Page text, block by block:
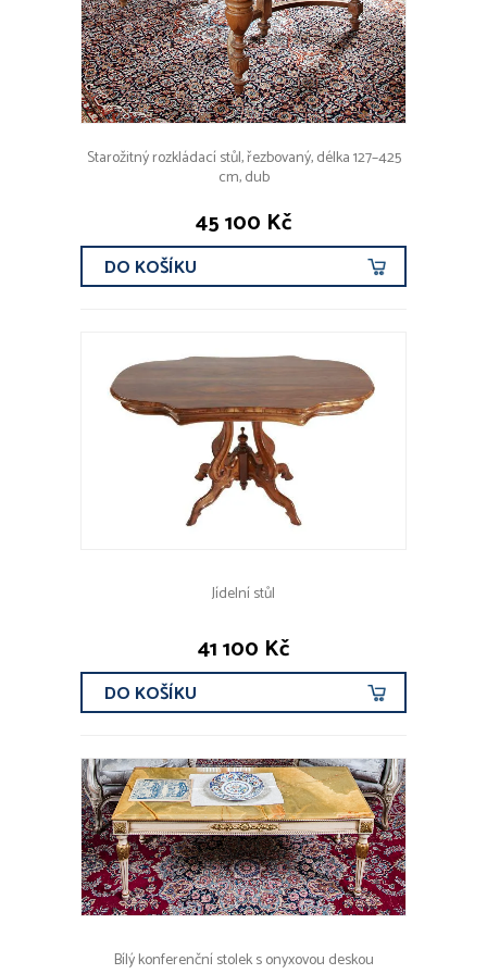
Starožitný rozkládací stůl, řezbovaný, délka 127–425
cm, dub
45 100 Kč
DO KOŠÍKU
Jídelní stůl
41 100 Kč
DO KOŠÍKU
Bílý konferenční stolek s onyxovou deskou